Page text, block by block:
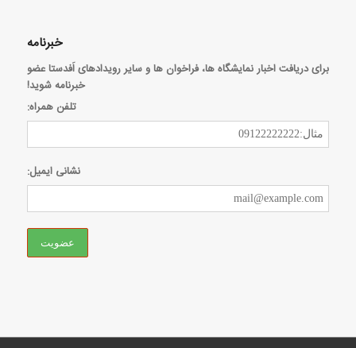
خبرنامه
برای دریافت اخبار نمایشگاه ها، فراخوان ها و سایر رویدادهای اَفدستا عضو
خبرنامه شوید!
تلفن همراه:
نشانی ایمیل: